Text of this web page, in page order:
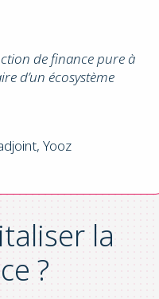
de finance pure à
d’un écosystème
Yooz
la
?